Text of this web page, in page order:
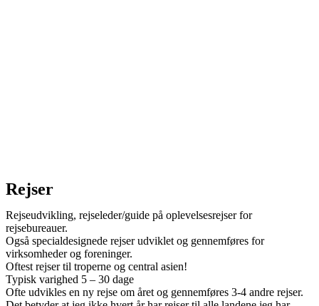
Rejser
Rejseudvikling, rejseleder/guide på oplevelsesrejser for
rejsebureauer.
Også specialdesignede rejser udviklet og gennemføres for
virksomheder og foreninger.
Oftest rejser til troperne og central asien!
Typisk varighed 5 – 30 dage
Ofte udvikles en ny rejse om året og gennemføres 3-4 andre rejser.